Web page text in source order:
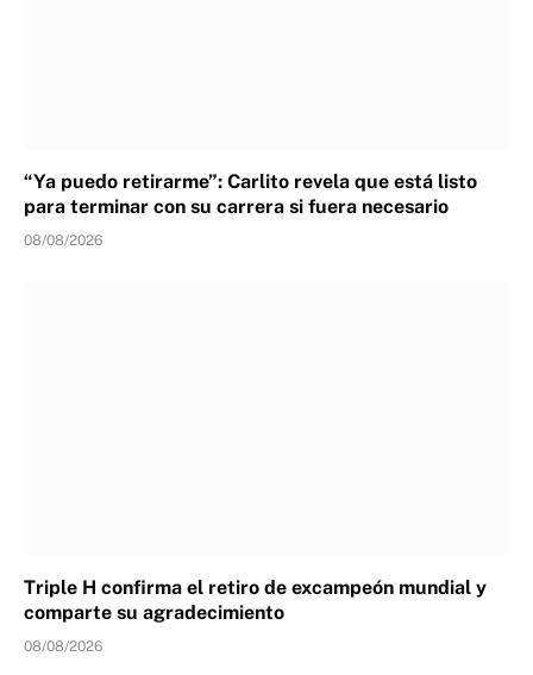
“Ya puedo retirarme”: Carlito revela que está listo
para terminar con su carrera si fuera necesario
08/08/2026
Triple H confirma el retiro de excampeón mundial y
comparte su agradecimiento
08/08/2026